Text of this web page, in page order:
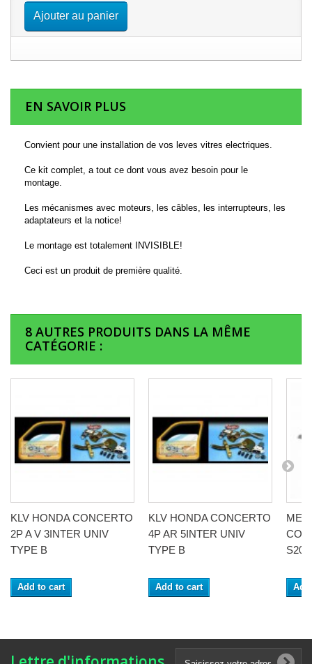
Ajouter au panier
EN SAVOIR PLUS
Convient pour une installation de vos leves vitres electriques.
Ce kit complet, a tout ce dont vous avez besoin pour le
montage.
Les mécanismes avec moteurs, les câbles, les interrupteurs, les
adaptateurs et la notice!
Le montage est totalement INVISIBLE!
Ceci est un produit de première qualité.
8 AUTRES PRODUITS DANS LA MÊME
CATÉGORIE :
KLV HONDA CONCERTO
2P A V 3INTER UNIV
TYPE B
Add to cart
KLV HONDA CONCERTO
4P AR 5INTER UNIV
TYPE B
Add to cart
S200